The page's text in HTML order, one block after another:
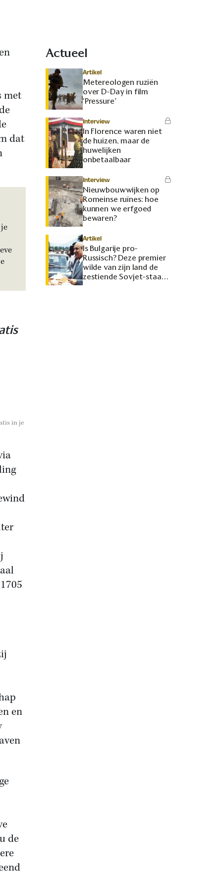
met
dat
in je
en
de
Actueel
Artikel
Metereologen ruziën
over D-Day in film
‘Pressure’
Interview
In Florence waren niet
de huizen, maar de
huwelijken
onbetaalbaar
Interview
Nieuwbouwwijken op
Romeinse ruïnes: hoe
kunnen we erfgoed
bewaren?
Artikel
Is Bulgarije pro-
Russisch? Deze premier
wilde van zijn land de
zestiende Sovjet-staat
maken